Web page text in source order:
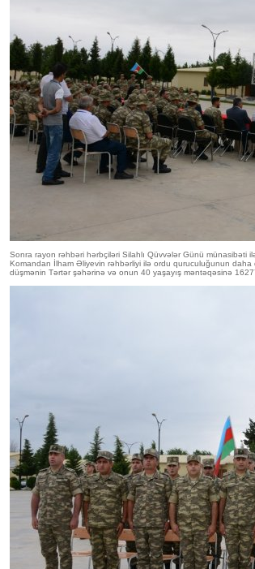
Sonra rayon rəhbəri hərbçiləri Silahlı Qüvvələr Günü münasibəti
Komandan İlham Əliyevin rəhbərliyi ilə ordu quruculuğunun daha
düşmənin Tərtər şəhərinə və onun 40 yaşayış məntəqəsinə